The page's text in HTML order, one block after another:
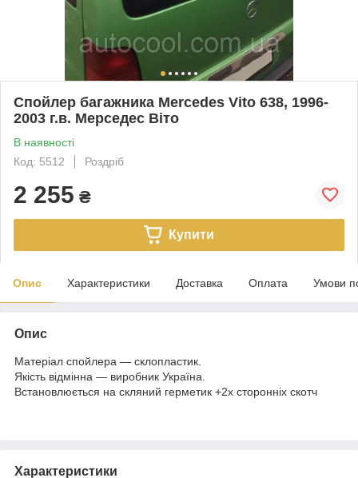
Спойлер багажника Mercedes Vito 638, 1996-
2003 г.в. Мерседес Віто
В наявності
Код: 5512
Роздріб
2 255 ₴
Купити
Опис Характеристики Доставка Оплата Умови
Опис
Матеріал спойлера — склопластик.
Якість відмінна — виробник Україна.
Встановлюється на скляний герметик +2х сторонніх скотч
Характеристики